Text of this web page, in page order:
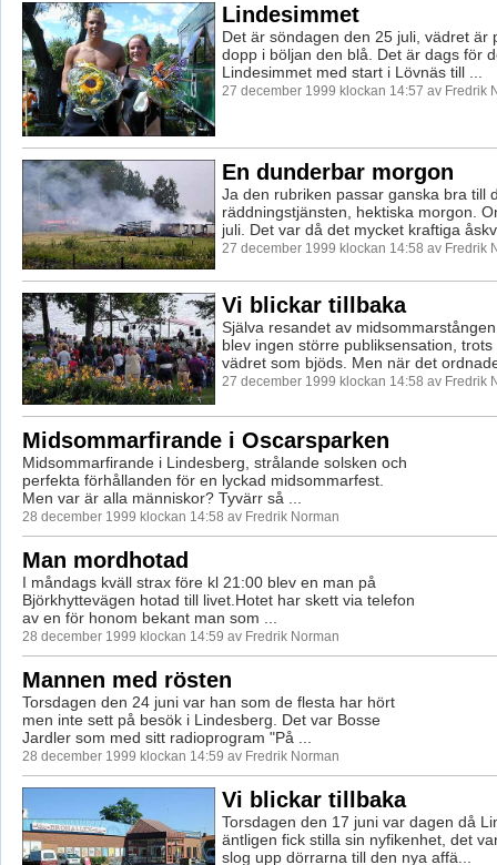
Lindesimmet
Det är söndagen den 25 juli, vädret är
dopp i böljan den blå. Det är dags för
Lindesimmet med start i Lövnäs till ...
27 december 1999 klockan 14:57 av Fredrik
En dunderbar morgon
Ja den rubriken passar ganska bra till
räddningstjänsten, hektiska morgon.
juli. Det var då det mycket kraftiga
27 december 1999 klockan 14:58 av Fredrik
Vi blickar tillbaka
Själva resandet av
blev ingen större publiksensation, trots
vädret som bjöds. Men när det
27 december 1999 klockan 14:58 av Fredrik
Midsommarfirande i Oscarsparken
Midsommarfirande i Lindesberg, strålande solsken och
perfekta förhållanden för en lyckad midsommarfest.
Men var är alla människor? Tyvärr så ...
28 december 1999 klockan 14:58 av Fredrik Norman
Man mordhotad
I måndags kväll strax före kl 21:00 blev en man på
Björkhyttevägen hotad till livet.Hotet har skett via telefon
av en för honom bekant man som ...
28 december 1999 klockan 14:59 av Fredrik Norman
Mannen med rösten
Torsdagen den 24 juni var han som de flesta har hört
men inte sett på besök i Lindesberg. Det var Bosse
Jardler som med sitt radioprogram "På ...
28 december 1999 klockan 14:59 av Fredrik Norman
Vi blickar tillbaka
Torsdagen den 17 juni var dagen då
äntligen fick stilla sin nyfikenhet, det
slog upp dörrarna till den nya affä...